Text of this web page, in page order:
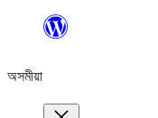
বিষয়বস্তুলৈ
অসমীয়া